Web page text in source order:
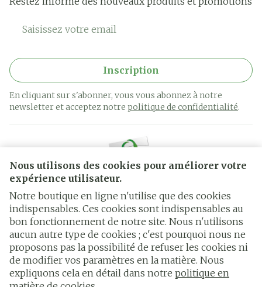
Nous utilisons des cookies pour améliorer votre
expérience utilisateur.
Notre boutique en ligne n'utilise que des cookies
indispensables. Ces cookies sont indispensables au
bon fonctionnement de notre site. Nous n'utilisons
aucun autre type de cookies ; c'est pourquoi nous ne
proposons pas la possibilité de refuser les cookies ni
de modifier vos paramètres en la matière. Nous
expliquons cela en détail dans notre politique en
Adresse mail
Inscription
En cliquant sur s'abonner, vous vous abonnez à notre
newsletter et acceptez notre politique de confidentialité.
Liens légaux